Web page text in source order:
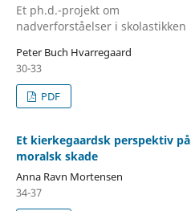
Et ph.d.-projekt om
nadverforståelser i skolastikken
Peter Buch Hvarregaard
30-33
PDF
Et kierkegaardsk perspektiv på
moralsk skade
Anna Ravn Mortensen
34-37